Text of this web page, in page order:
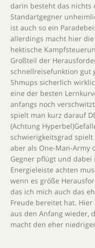
darin besteht das
Standartgegner
ist auch so ein
allerdings macht hier
hektische
Großteil der
schnellreisefunktion gut
Shmups sicherlich
eine der besten
anfangs noch
spielt man kurz darauf
(Achtung
schwierigkeitsgrad
aber als One-Man-Army
Gegner pflügt und
Energieleiste achten
wenn es größe
das ich mich auch das
Freude bereitet hat.
aus den Anfang wieder,
macht den eher